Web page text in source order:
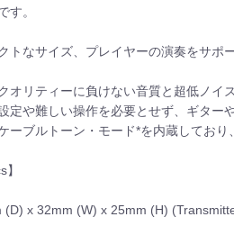
す。
トなサイズ、プレイヤーの演奏をサポ
オリティーに負けない音質と超低ノイ
定や難しい操作を必要とせず、ギター
ーブルトーン・モード*を内蔵してお
】
(D) x 32mm (W) x 25mm (H)